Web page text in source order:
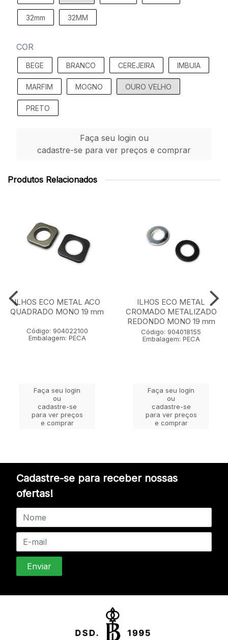
32mm 32MM
COR
BEGE BRANCO CEREJEIRA IMBUIA
MARFIM MOGNO OURO VELHO
PRETO
Faça seu login ou
cadastre-se para ver preços e comprar
Produtos Relacionados
ILHOS ECO METAL ACO
QUADRADO MONO 19 mm
Código: 904022100
Embalagem: PECA
Faça seu login
ou
cadastre-se
para ver preços
e comprar
ILHOS ECO METAL
CROMADO METALIZADO
REDONDO MONO 19 mm
Código: 904018155
Embalagem: PECA
Faça seu login
ou
cadastre-se
para ver preços
e comprar
Cadastre-se para receber nossas
ofertas!